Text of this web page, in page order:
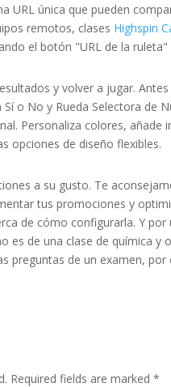
URL única que pueden
remotos, clases Highspin
el botón "URL de la
y volver a jugar.
o No y Rueda Selectora de
Personaliza colores,
opciones de diseño flexibles.
a su gusto. Te
tus promociones y
de cómo configurarla. Y
es de una clase de química
preguntas de un examen, por
Required fields are marked*